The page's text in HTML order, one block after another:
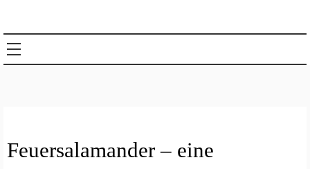
M
Feuersalamander – eine